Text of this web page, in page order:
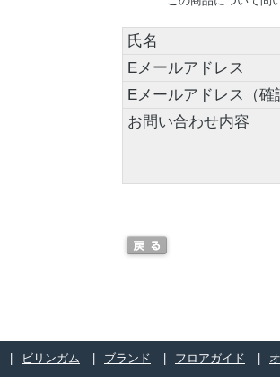
氏名
Eメールアドレス
Eメールアドレス（確
お問い合わせ内容
ビリンガム ブランド フロアガイド